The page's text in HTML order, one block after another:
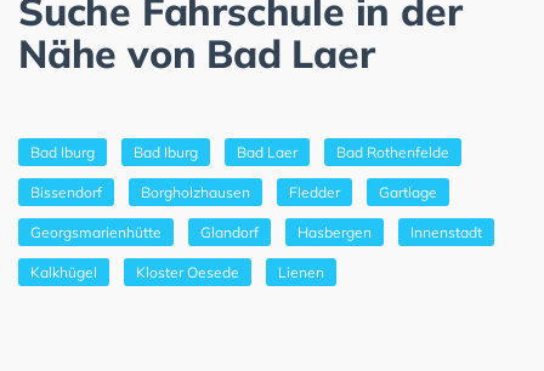
Suche Fahrschule in der
Nähe von Bad Laer
Bad Iburg Bad Iburg Bad Laer Bad Rothenfelde
Bissendorf Borgholzhausen Fledder Gartlage
Georgsmarienhütte Glandorf Hasbergen Innenstadt
Kalkhügel Kloster Oesede Lienen